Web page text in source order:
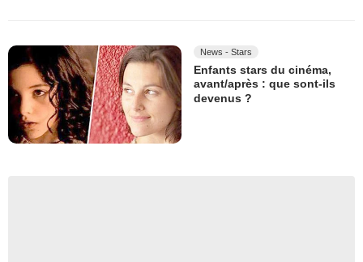
News - Stars
Enfants stars du cinéma,
avant/après : que sont-ils
devenus ?